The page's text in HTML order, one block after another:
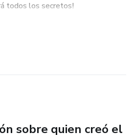
todos los secretos!
b> y el <b>Foro Internacional de
Desde mascarillas revitalizantes
tesoro de conocimiento apícola.
en tus manos, tendrás acceso a
sobre quien creó el